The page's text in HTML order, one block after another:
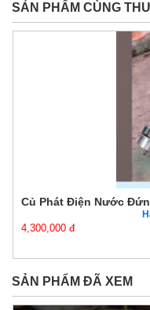
SẢN PHẨM CÙNG
Củ Phát Điện Nước
4,300,000 đ
SẢN PHẨM ĐÃ XEM